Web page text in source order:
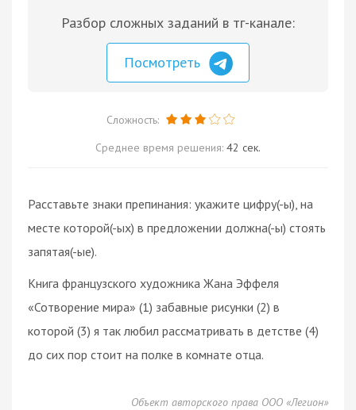
Разбор сложных заданий в тг-канале:
Посмотреть
Сложность:
Среднее время решения: 42 сек.
Расставьте знаки препинания: укажите цифру(-ы), на
месте которой(-ых) в предложении должна(-ы) стоять
запятая(-ые).
Книга французского художника Жана Эффеля
«Сотворение мира» (1) забавные рисунки (2) в
которой (3) я так любил рассматривать в детстве (4)
до сих пор стоит на полке в комнате отца.
Объект авторского права ООО «Легион»